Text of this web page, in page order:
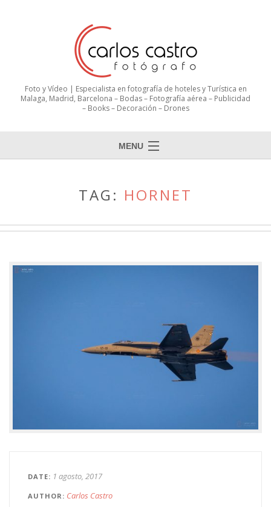
Foto y Vídeo | Especialista en fotografía de hoteles y Turística en
Malaga, Madrid, Barcelona – Bodas – Fotografía aérea – Publicidad
– Books – Decoración – Drones
MENU
TAG: HORNET
DATE 1 agosto, 2017
AUTHOR Carlos Castro